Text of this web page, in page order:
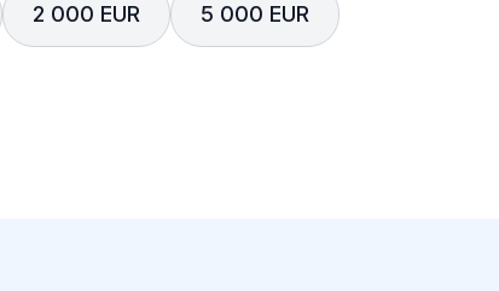
2 000 EUR 5 000 EUR